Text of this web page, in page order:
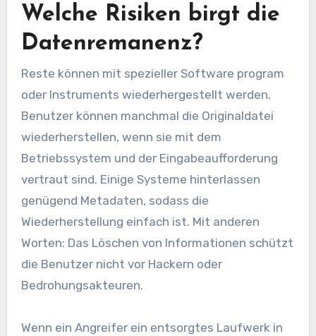
Welche Risiken birgt die
Datenremanenz?
Reste können mit spezieller Software program
oder Instruments wiederhergestellt werden.
Benutzer können manchmal die Originaldatei
wiederherstellen, wenn sie mit dem
Betriebssystem und der Eingabeaufforderung
vertraut sind. Einige Systeme hinterlassen
genügend Metadaten, sodass die
Wiederherstellung einfach ist. Mit anderen
Worten: Das Löschen von Informationen schützt
die Benutzer nicht vor Hackern oder
Bedrohungsakteuren.
Wenn ein Angreifer ein entsorgtes Laufwerk in